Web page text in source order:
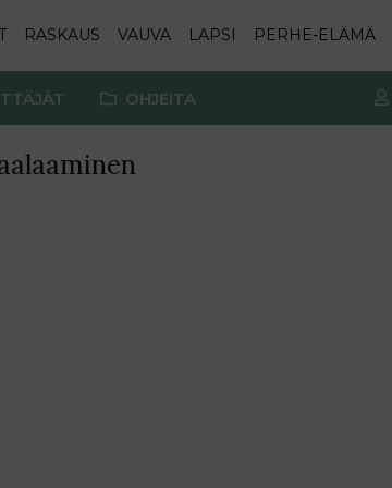
RASKAUS VAUVA LAPSI PERHE-ELÄMÄ
OHJEITA